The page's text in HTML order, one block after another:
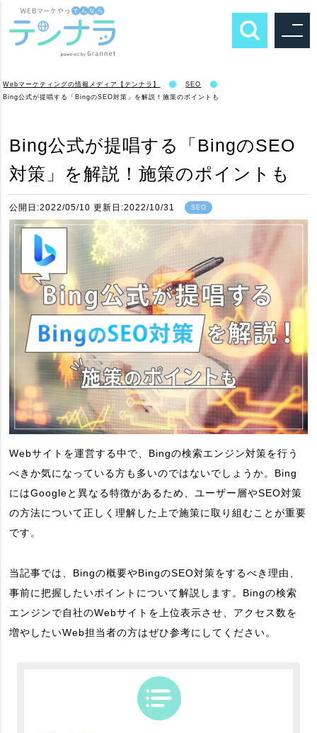
Webマーケティングの情報メディア【テンナラ】
SEO
Bing公式が提唱する「BingのSEO対策」を解説！施策のポイントも
Bing公式が提唱する「BingのSEO
対策」を解説！施策のポイントも
公開日:2022/05/10 更新日:2022/10/31 SEO
Webサイトを運営する中で、Bingの検索エンジン対策を行う
べきか気になっている方も多いのではないでしょうか。Bing
にはGoogleと異なる特徴があるため、ユーザー層やSEO対策
の方法について正しく理解した上で施策に取り組むことが重要
です。
当記事では、Bingの概要やBingのSEO対策をするべき理由、
事前に把握したいポイントについて解説します。Bingの検索
エンジンで自社のWebサイトを上位表示させ、アクセス数を
増やしたいWeb担当者の方はぜひ参考にしてください。